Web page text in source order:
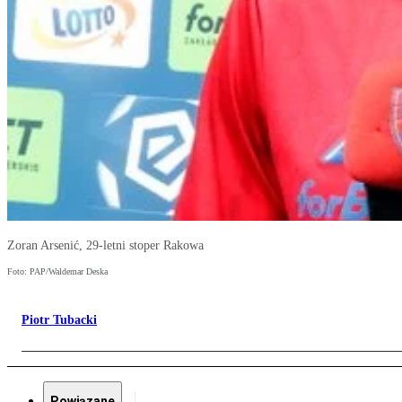
Zoran Arsenić, 29-letni stoper Rakowa
Foto: PAP/Waldemar Deska
Piotr Tubacki